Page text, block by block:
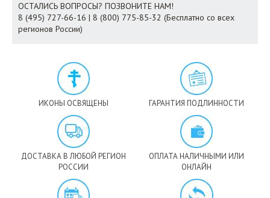
ОСТАЛИСЬ ВОПРОСЫ? ПОЗВОНИТЕ НАМ!
8 (495) 727-66-16 | 8 (800) 775-85-32 (Бесплатно со всех
регионов России)
ИКОНЫ ОСВЯЩЕНЫ ГАРАНТИЯ ПОДЛИННОСТИ
ДОСТАВКА В ЛЮБОЙ РЕГИОН
РОССИИ
ОПЛАТА НАЛИЧНЫМИ ИЛИ
ОНЛАЙН